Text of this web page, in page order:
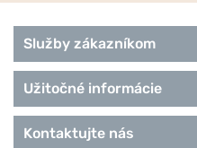
Služby zákazníkom
Užitočné informácie
Kontaktujte nás